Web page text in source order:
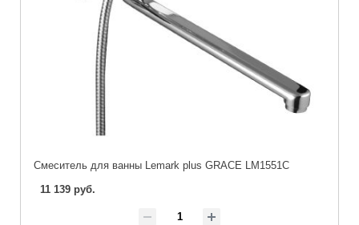
Cмеситель для ванны Lemark plus GRACE LM1551C
11 139 руб.